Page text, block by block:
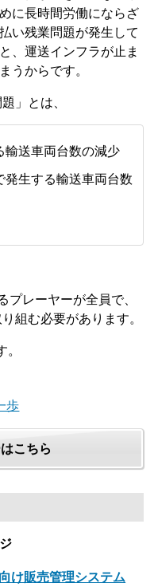
に長時間労働にならざ
い残業問題が発生して
、運送インフラが止ま
うからです。
」とは、
輸送車両台数の減少
発生する輸送車両台数
プレーヤーが全員で、
組む必要があります。
歩
こちら
け販売管理システム